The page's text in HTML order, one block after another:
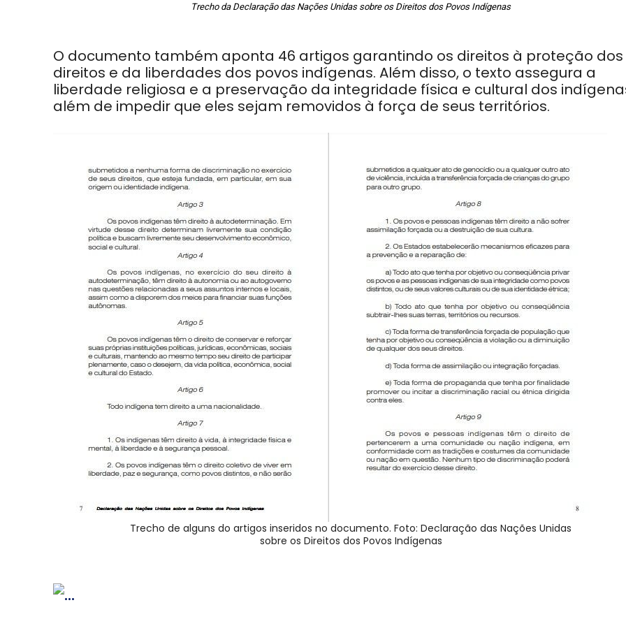
Trecho da Declaração das Nações Unidas sobre os Direitos dos Povos Indígenas
O documento também aponta 46 artigos garantindo os direitos à proteção dos
direitos e da liberdades dos povos indígenas. Além disso, o texto assegura a
liberdade religiosa e a preservação da integridade física e cultural dos
além de impedir que eles sejam removidos à força de seus territórios.
Trecho de alguns do artigos inseridos no documento. Foto: Declaração das Nações Unidas
sobre os Direitos dos Povos Indígenas